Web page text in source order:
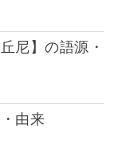
尼】の語源・
由来